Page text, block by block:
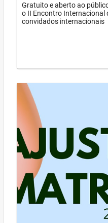
Gratuito e aberto ao
o II Encontro Internacional
convidados internacionais